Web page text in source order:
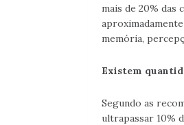
mais de 20%
memória,
Existem
Segundo as
ultrapassar 10%